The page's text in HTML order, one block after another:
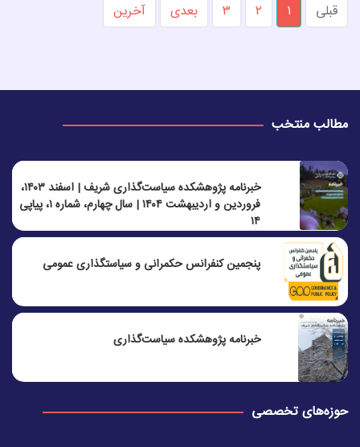
قبلی ۱ ۲ ۳ بعدی آخرین
مطالب منتخب
خبرنامه پژوهشکده سیاست‌گذاری شریف | اسفند ۱۴۰۳،
فروردین و اردیبهشت ۱۴۰۴ | سال چهارم، شماره ۱، پیاپی
۱۴
پنجمين كنفرانس حكمرانی و سياستگذاری عمومی
خبرنامه پژوهشکده سیاست‌گذاری
حوزه‌های تخصصی